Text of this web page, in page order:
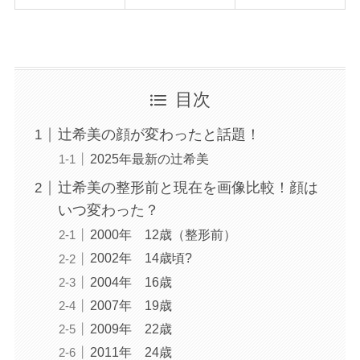
目次
辻希美の顔が変わったと話題！
2025年最新の辻希美
辻希美の整形前と現在を画像比較！顔は
いつ変わった？
2000年 12歳（整形前）
2002年 14歳頃?
2004年 16歳
2007年 19歳
2009年 22歳
2011年 24歳